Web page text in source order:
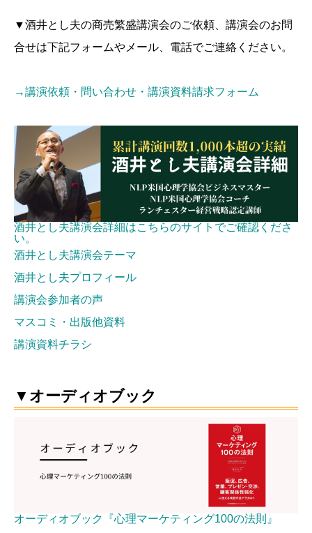
▼酒井とし夫の商売繁盛講演会のご依頼、講演会のお問
合せは下記フォームやメール、電話でご連絡ください。
→講演依頼・問い合わせ・講演資料請求フォーム
酒井とし夫講演会詳細はこちらのサイトでご確認くださ
い。
酒井とし夫講演会テーマ
酒井とし夫プロフィール
講演会参加者の声
マスコミ・出版他資料
講演資料チラシ
▼オーディオブック
オーディオブック『心理マーケティング100の法則』